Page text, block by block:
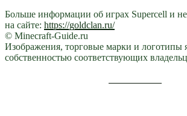
Больше информации об играх Supercell и не
на сайте: https://goldclan.ru/
© Minecraft-Guide.ru
Изображения, торговые марки и логотипы
собственностью соответствующих